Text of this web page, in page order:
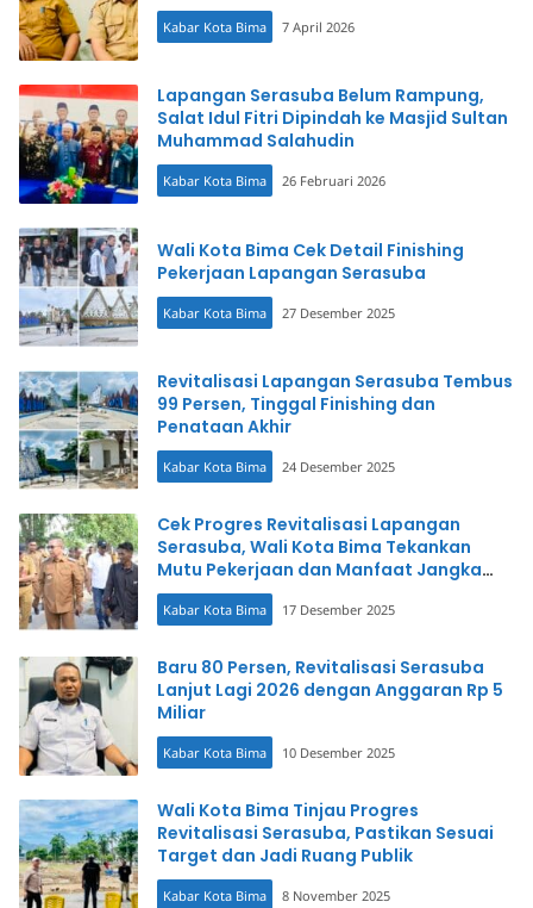
Kabar Kota Bima 7 April 2026
Lapangan Serasuba Belum Rampung,
Salat Idul Fitri Dipindah ke Masjid Sultan
Muhammad Salahudin
Kabar Kota Bima 26 Februari 2026
Wali Kota Bima Cek Detail Finishing
Pekerjaan Lapangan Serasuba
Kabar Kota Bima 27 Desember 2025
Revitalisasi Lapangan Serasuba Tembus
99 Persen, Tinggal Finishing dan
Penataan Akhir
Kabar Kota Bima 24 Desember 2025
Cek Progres Revitalisasi Lapangan
Serasuba, Wali Kota Bima Tekankan
Mutu Pekerjaan dan Manfaat Jangka
Panjang
Kabar Kota Bima 17 Desember 2025
Baru 80 Persen, Revitalisasi Serasuba
Lanjut Lagi 2026 dengan Anggaran Rp 5
Miliar
Kabar Kota Bima 10 Desember 2025
Wali Kota Bima Tinjau Progres
Revitalisasi Serasuba, Pastikan Sesuai
Target dan Jadi Ruang Publik
Kabar Kota Bima 8 November 2025